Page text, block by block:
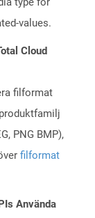
values.
Cloud
filformat
PNG BMP),
filformat
Använda